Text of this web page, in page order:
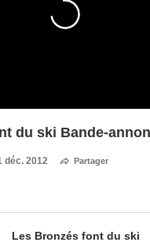
du ski Bande-
déc. 2012 Partager
Les Bronzés font du ski